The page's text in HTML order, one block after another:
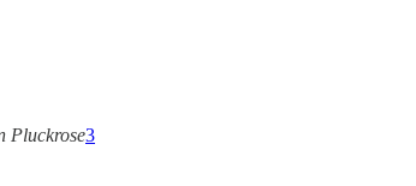
Pluckrose3